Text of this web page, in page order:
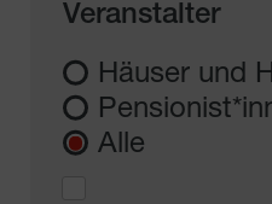
Veranstalter
Häuser und
Alle